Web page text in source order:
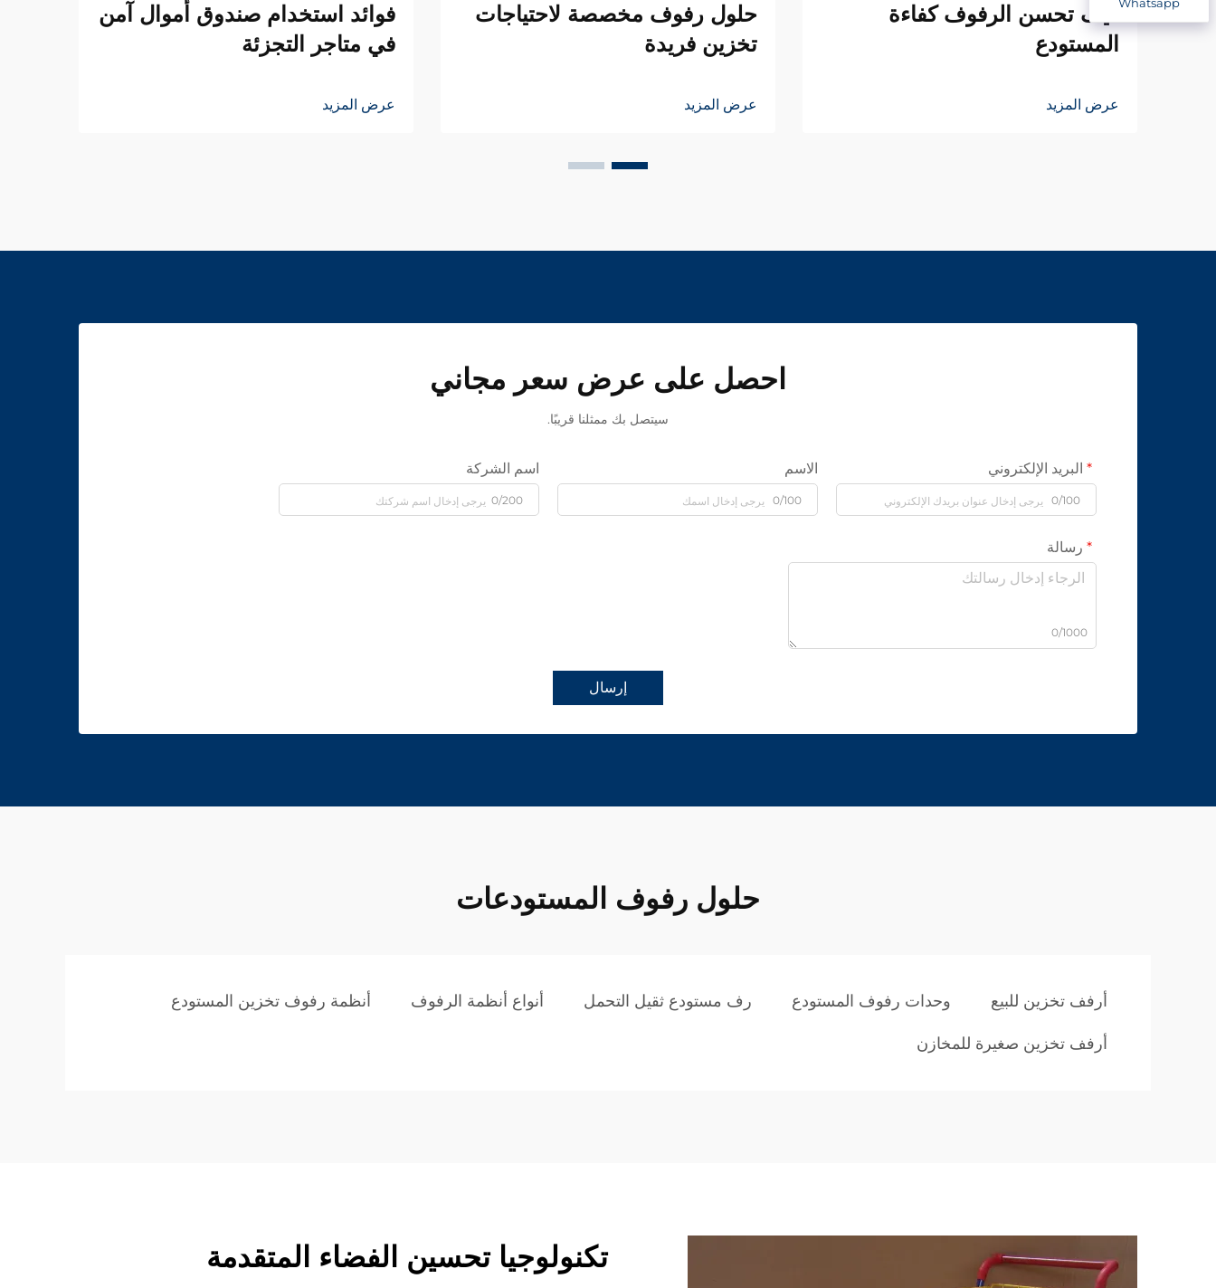
كيف تحسن الرفوف كفاءة
المستودع
عرض المزيد
حلول رفوف مخصصة لاحتياجات
تخزين فريدة
عرض المزيد
فوائد استخدام صندوق أموال آمن
في متاجر التجزئة
عرض المزيد
احصل على عرض سعر مجاني
سيتصل بك ممثلنا قريبًا.
البريد الإلكتروني
0/100
الاسم
0/100
اسم الشركة
0/200
رسالة
0/1000
إرسال
حلول رفوف المستودعات
أرفف تخزين للبيع وحدات رفوف المستودع رف مستودع ثقيل التحمل أنواع أنظمة الرفوف أنظمة رفوف تخزين المستودع
أرفف تخزين صغيرة للمخازن
تكنولوجيا تحسين الفضاء المتقدمة